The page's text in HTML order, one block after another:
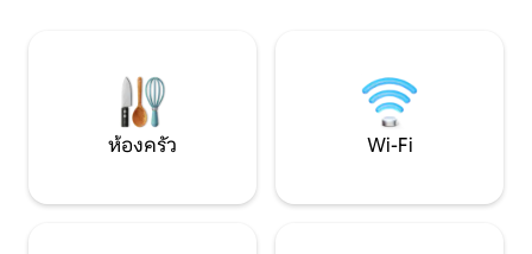
เคียง เหมาะสำหรับคู่รัก ครอบครัว และ
ห้องครัว Wi-Fi